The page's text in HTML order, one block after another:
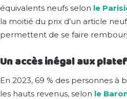
équivalents neufs selon le
la moitié du prix d’un article
permettent de se faire
Un accès inégal aux
En 2023, 69 % des personnes
les hauts revenus, selon le